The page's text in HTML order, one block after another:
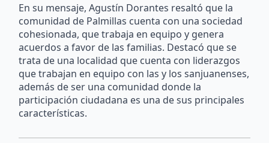
En su mensaje, Agustín Dorantes resaltó que la
comunidad de Palmillas cuenta con una sociedad
cohesionada, que trabaja en equipo y genera
acuerdos a favor de las familias. Destacó que se
trata de una localidad que cuenta con liderazgos
que trabajan en equipo con las y los sanjuanenses,
además de ser una comunidad donde la
participación ciudadana es una de sus principales
características.